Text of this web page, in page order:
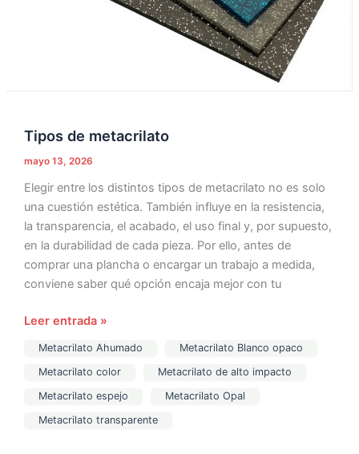
Tipos de metacrilato
mayo 13, 2026
Elegir entre los distintos tipos de metacrilato no es solo
una cuestión estética. También influye en la resistencia,
la transparencia, el acabado, el uso final y, por supuesto,
en la durabilidad de cada pieza. Por ello, antes de
comprar una plancha o encargar un trabajo a medida,
conviene saber qué opción encaja mejor con tu
Leer entrada »
Metacrilato Ahumado
Metacrilato Blanco opaco
Metacrilato color
Metacrilato de alto impacto
Metacrilato espejo
Metacrilato Opal
Metacrilato transparente